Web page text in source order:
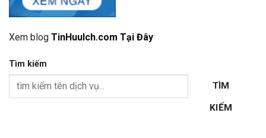
Xem blog TinHuuIch.com Tại Đây
Tìm kiếm
TÌM
KIẾM